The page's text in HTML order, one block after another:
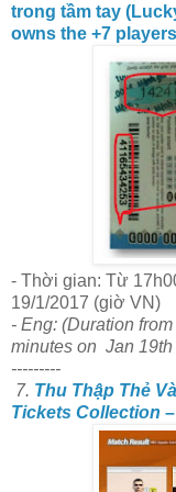
trong tầm tay
owns the +7
- Thời gian: Từ
19/1/2017 (giờ VN)
- Eng: (Duration
minutes on Jan
---------
7. Thu Thập Thẻ
Tickets Collection